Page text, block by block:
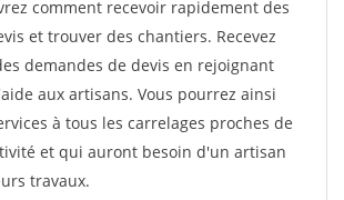
comment recevoir rapidement des
et trouver des chantiers. Recevez
demandes de devis en rejoignant
aux artisans. Vous pourrez ainsi
à tous les carrelages proches de
et qui auront besoin d'un artisan
travaux.